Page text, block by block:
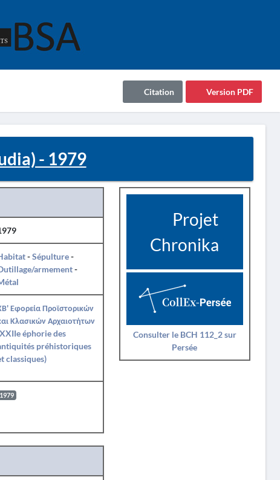
Version PDF
Citation
- 1979
-Sépulture-
armement-
Εφορεία Προϊστορικών
Κλασικών Αρχαιοτήτων
éphorie des
préhistoriques
classiques)
1979
Projet
Chronika
Consulter le BCH 112_2 sur
Persée